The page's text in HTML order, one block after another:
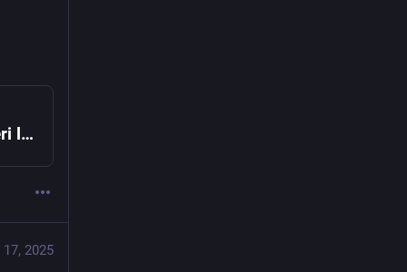
Un altro uomo è morto dopo che i carabinieri lo avevano colpito con un taser, in provincia di Genova
17, 2025